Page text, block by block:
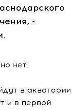
-
нет.
в акватории
и в первой